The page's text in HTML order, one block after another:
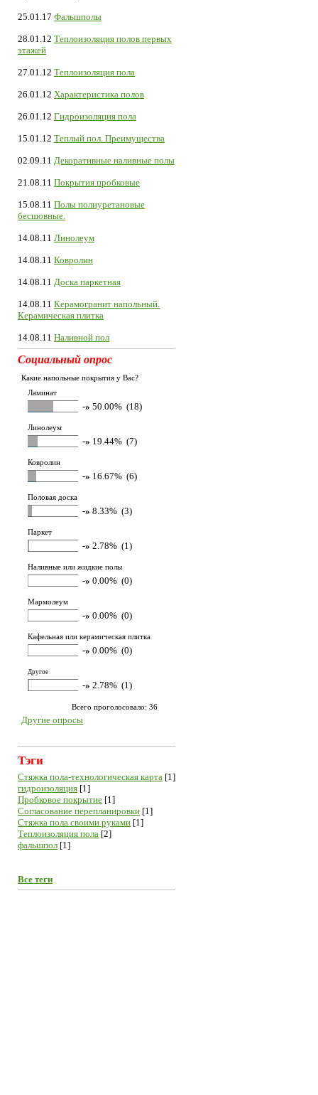
25.01.17 Фальшполы
28.01.12 Теплоизоляция полов первых
этажей
27.01.12 Теплоизоляция пола
26.01.12 Характеристика полов
26.01.12 Гидроизоляция пола
15.01.12 Теплый пол. Преимущества
02.09.11 Декоративные наливные полы
21.08.11 Покрытия пробковые
15.08.11 Полы полиуретановые
бесшовные.
14.08.11 Линолеум
14.08.11 Ковролин
14.08.11 Доска паркетная
14.08.11 Керамогранит напольный.
Керамическая плитка
14.08.11 Наливной пол
Социальный опрос
Какие напольные покрытия у Вас?
Ламинат
-» 50.00% (18)
Линолеум
-» 19.44% (7)
Ковролин
-» 16.67% (6)
Половая доска
-» 8.33% (3)
Паркет
-» 2.78% (1)
Наливные или жидкие полы
-» 0.00% (0)
Мармолеум
-» 0.00% (0)
Кафельная или керамическая плитка
-» 0.00% (0)
Другое
-» 2.78% (1)
Всего проголосовало: 36
Другие опросы
Тэги
Cтяжка пола-технологическая карта [1]
гидроизоляция [1]
Пробковое покрытие [1]
Согласование перепланировки [1]
Стяжка пола своими руками [1]
Теплоизоляция пола [2]
фальшпол [1]
Все теги